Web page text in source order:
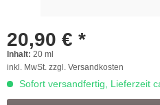
20,90 € *
Inhalt: 20 ml
inkl. MwSt. zzgl. Versandkosten
Sofort versandfertig, Lieferzeit